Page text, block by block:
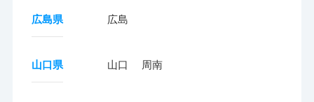
広島県 広島
山口県 山口 周南